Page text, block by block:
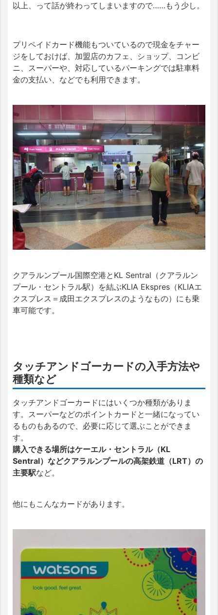
以上、って話が終わってしまいますので……もう少し。
プリペイドカード機能もついているので現金をチャー
ジをしておけば、加盟店のカフェ、ショップ、コンビ
ニ、スーパーや、対応しているパーキングでは駐車料
金の支払い、などでも利用できます。
クアラルンプール国際空港とKL Sentral（クアラルン
プール・セントラル駅）を結ぶKLIA Ekspres（KLIAエ
クスプレス＝成田エクスプレスのようなもの）にも乗
車可能です。
タッチアンドゴーカードの入手方法や
種類など
タッチアンドゴーカードにはいくつか種類がありま
す。スーパーなどのポイントカードと一緒になってい
るものもあるので、必要に応じて選ぶことができま
す。
購入できる場所はケーエル・セントラル（KL
Sentral）などクアラルンプールの高架鉄道（LRT）の
主要駅など。
他にもこんなカードがあります。